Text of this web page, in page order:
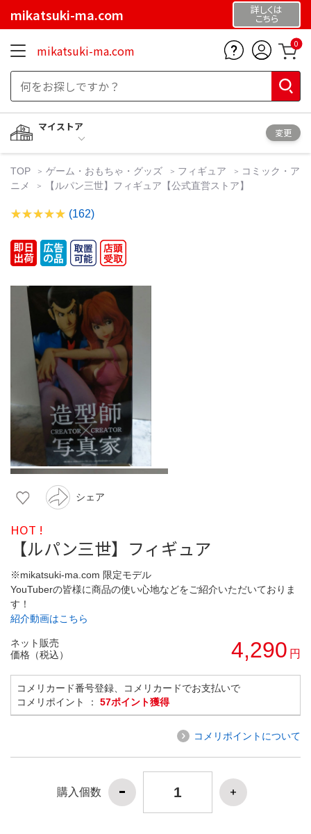
mikatsuki-ma.com 詳しくは
こちら
mikatsuki-ma.com 0
マイストア
変更
TOP ゲーム・おもちゃ・グッズ フィギュア
コミック・ア
ニメ
【ルパン三世】フィギュア【公式直営ストア】
(162)
シェア
HOT !
【ルパン三世】フィギュア
※mikatsuki-ma.com 限定モデル
YouTuberの皆様に商品の使い心地などをご紹介いただいておりま
す！
紹介動画はこちら
ネット販売
価格（税込）
4,290 円
コメリカード番号登録、コメリカードでお支払いで
コメリポイント ： 57ポイント獲得
コメリポイントについて
購入個数